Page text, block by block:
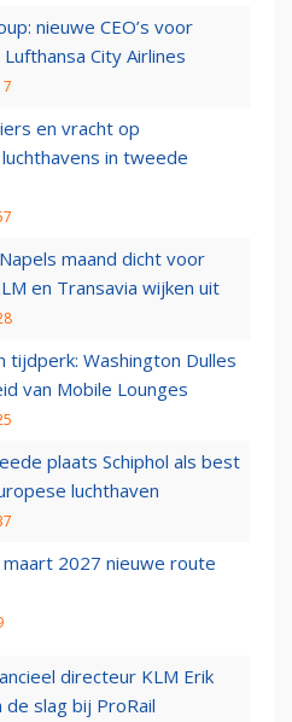
nieuwe CEO’s voor
City Airlines
en vracht op
in tweede
maand dicht voor
en Transavia wijken uit
tijdperk: Washington Dulles
van Mobile Lounges
plaats Schiphol als best
luchthaven
2027 nieuwe route
directeur KLM Erik
de slag bij ProRail